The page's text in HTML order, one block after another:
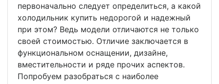
первоначально следует определиться, а какой
холодильник купить недорогой и надежный
при этом? Ведь модели отличаются не только
своей стоимостью. Отличие заключается в
функциональном оснащении, дизайне,
вместительности и ряде прочих аспектов.
Попробуем разобраться с наиболее